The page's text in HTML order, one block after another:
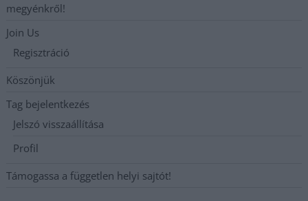
megyénkről!
Join Us
Regisztráció
Köszönjük
Tag bejelentkezés
Jelszó visszaállítása
Profil
Támogassa a független helyi sajtót!